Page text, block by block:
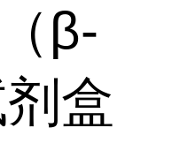
β-
盒